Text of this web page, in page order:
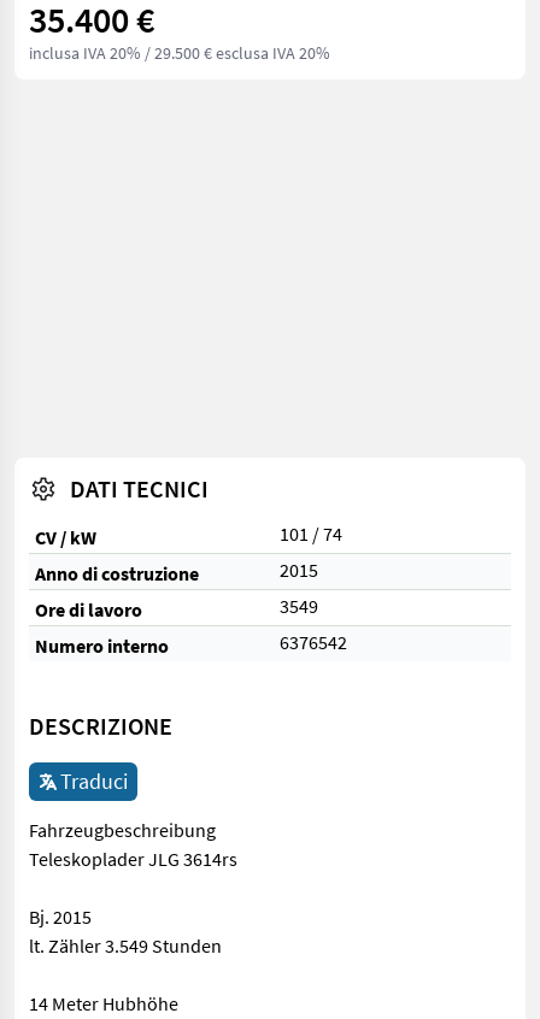
35.400 €
inclusa IVA 20% / 29.500 € esclusa IVA 20%
DATI TECNICI
CV / kW
101 / 74
Anno di costruzione
2015
Ore di lavoro
3549
Numero interno
6376542
DESCRIZIONE
Traduci
Fahrzeugbeschreibung
Teleskoplader JLG 3614rs
Bj. 2015
lt. Zähler 3.549 Stunden
14 Meter Hubhöhe